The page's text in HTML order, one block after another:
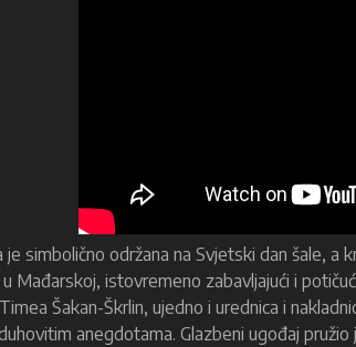
je simbolično održana na Svjetski dan šale,
Mađarskoj, istovremeno zabavljajući i
Šakan-Škrlin, ujedno i urednica i
anegdotama. Glazbeni ugođaj